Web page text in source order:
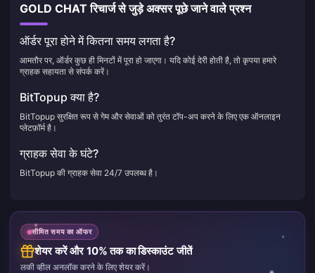
GOLD CHAT रिचार्ज से जुड़े अक्सर पूछे जाने वाले प्रश्न
ऑर्डर पूरा होने में कितना समय लगता है?
आमतौर पर, ऑर्डर कुछ ही मिनटों में पूरा हो जाएगा। यदि कोई देरी होती है, तो कृपया हमारे
ग्राहक सहायता से संपर्क करें।
BitTopup क्या है?
BitTopup सुरक्षित रूप से गेम और सेवाओं को तुरंत टॉप-अप करने के लिए एक ऑनलाइन
प्लेटफ़ॉर्म है।
ग्राहक सेवा के घंटे?
BitTopup की ग्राहक सेवा 24/7 उपलब्ध है।
सीमित समय का ऑफर
शेयर करें और 10% तक का डिस्काउंट जीतें
लकी व्हील अनलॉक करने के लिए शेयर करें।